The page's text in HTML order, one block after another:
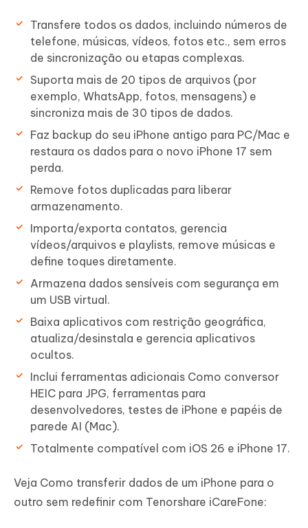
Transfere todos os dados, incluindo números de
telefone, músicas, vídeos, fotos etc., sem erros
de sincronização ou etapas complexas.
Suporta mais de 20 tipos de arquivos (por
exemplo, WhatsApp, fotos, mensagens) e
sincroniza mais de 30 tipos de dados.
Faz backup do seu iPhone antigo para PC/Mac e
restaura os dados para o novo iPhone 17 sem
perda.
Remove fotos duplicadas para liberar
armazenamento.
Importa/exporta contatos, gerencia
vídeos/arquivos e playlists, remove músicas e
define toques diretamente.
Armazena dados sensíveis com segurança em
um USB virtual.
Baixa aplicativos com restrição geográfica,
atualiza/desinstala e gerencia aplicativos
ocultos.
Inclui ferramentas adicionais Como conversor
HEIC para JPG, ferramentas para
desenvolvedores, testes de iPhone e papéis de
parede AI (Mac).
Totalmente compatível com iOS 26 e iPhone 17.
Veja Como transferir dados de um iPhone para o
outro sem redefinir com Tenorshare iCareFone: